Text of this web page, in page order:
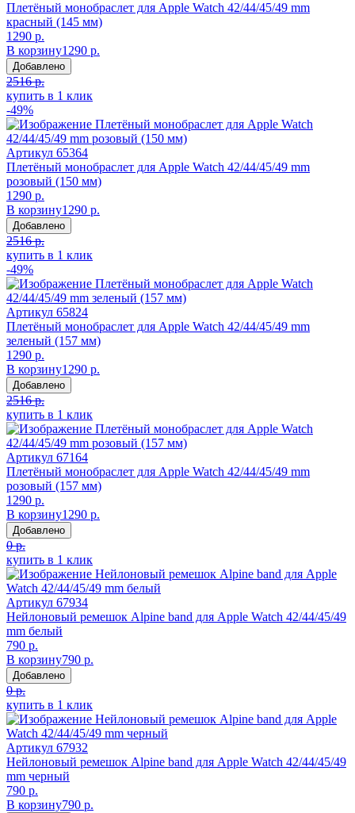
Плетёный монобраслет для Apple Watch 42/44/45/49 mm
красный (145 мм)
1290 р.
В корзину1290 р.
Добавлено
2516 р.
купить в 1 клик
-49%
Артикул 65364
Плетёный монобраслет для Apple Watch 42/44/45/49 mm
розовый (150 мм)
1290 р.
В корзину1290 р.
Добавлено
2516 р.
купить в 1 клик
-49%
Артикул 65824
Плетёный монобраслет для Apple Watch 42/44/45/49 mm
зеленый (157 мм)
1290 р.
В корзину1290 р.
Добавлено
2516 р.
купить в 1 клик
Артикул 67164
Плетёный монобраслет для Apple Watch 42/44/45/49 mm
розовый (157 мм)
1290 р.
В корзину1290 р.
Добавлено
0 р.
купить в 1 клик
Артикул 67934
Нейлоновый ремешок Alpine band для Apple Watch 42/44/45/49
mm белый
790 р.
В корзину790 р.
Добавлено
0 р.
купить в 1 клик
Артикул 67932
Нейлоновый ремешок Alpine band для Apple Watch 42/44/45/49
mm черный
790 р.
В корзину790 р.